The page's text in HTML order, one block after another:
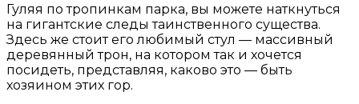
Гуляя по тропинкам парка, вы можете наткнуться
на гигантские следы таинственного существа.
Здесь же стоит его любимый стул — массивный
деревянный трон, на котором так и хочется
посидеть, представляя, каково это — быть
хозяином этих гор.